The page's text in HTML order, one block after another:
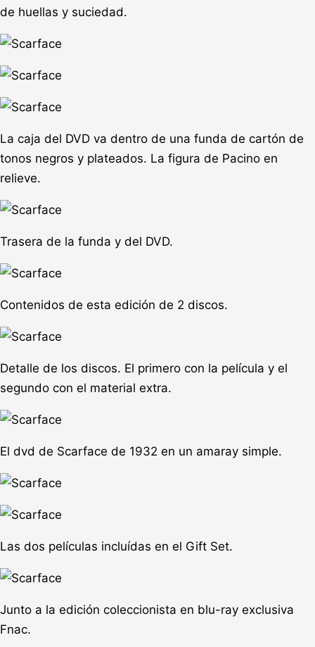
de huellas y suciedad.
La caja del DVD va dentro de una funda de cartón de
tonos negros y plateados. La figura de Pacino en
relieve.
Trasera de la funda y del DVD.
Contenidos de esta edición de 2 discos.
Detalle de los discos. El primero con la película y el
segundo con el material extra.
El dvd de Scarface de 1932 en un amaray simple.
Las dos películas incluídas en el Gift Set.
Junto a la edición coleccionista en blu-ray exclusiva
Fnac.